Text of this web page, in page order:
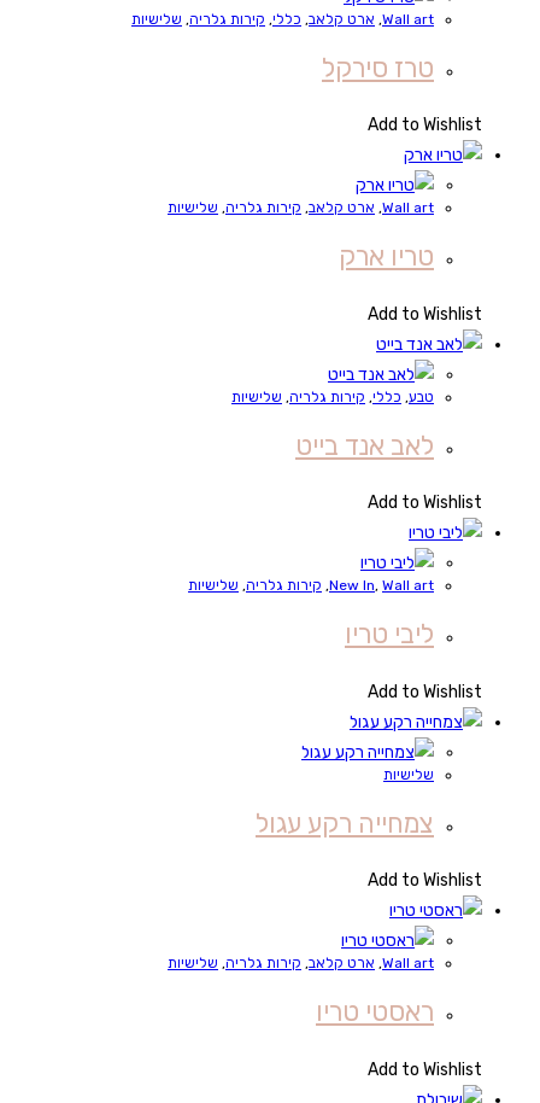
Wall art
, ארט קלאב, כללי, קירות גלריה, שלישיות
טרז סירקל
Add to Wishlist
Wall art
, ארט קלאב, קירות גלריה, שלישיות
טריו ארק
Add to Wishlist
טבע, כללי, קירות גלריה, שלישיות
לאב אנד בייט
Add to Wishlist
New In, Wall art
, קירות גלריה, שלישיות
ליבי טריו
Add to Wishlist
שלישיות
צמחייה רקע עגול
Add to Wishlist
Wall art
, ארט קלאב, קירות גלריה, שלישיות
ראסטי טריו
Add to Wishlist